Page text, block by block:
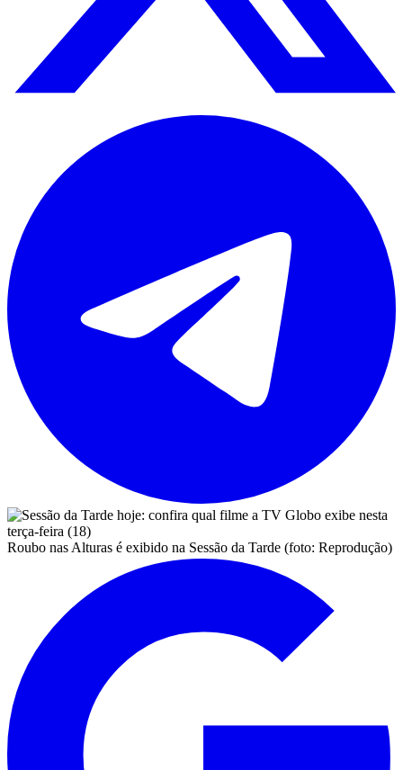
Roubo nas Alturas é exibido na Sessão da Tarde (foto: Reprodução)